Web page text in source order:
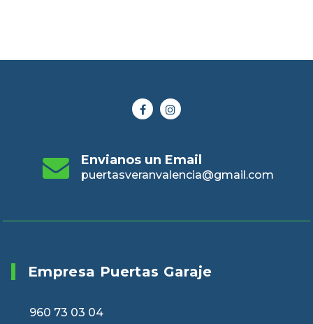
Envianos un Email
puertasveranvalencia@gmail.com
Empresa Puertas Garaje
960 73 03 04